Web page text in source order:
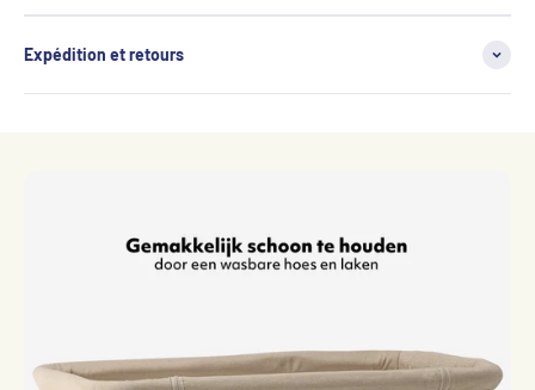
Expédition et retours